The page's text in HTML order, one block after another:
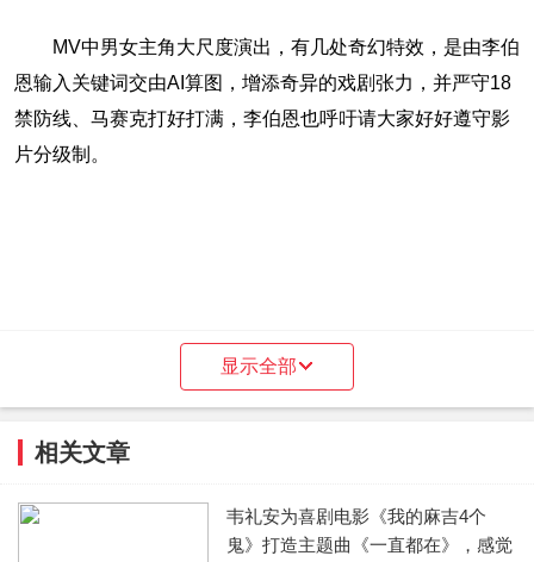
MV中男女主角大尺度演出，有几处奇幻特效，是由李伯
恩输入关键词交由AI算图，增添奇异的戏剧张力，并严守18
禁防线、马赛克打好打满，李伯恩也呼吁请大家好好遵守影
片分级制。
显示全部
相关文章
韦礼安为喜剧电影《我的麻吉4个
鬼》打造主题曲《一直都在》，感觉